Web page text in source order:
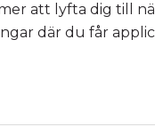
att lyfta dig till
där du får